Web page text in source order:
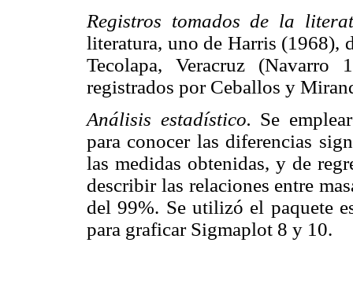
Registros tomados de la
literatura, uno de Harris
Tecolapa, Veracruz (Navarro
registrados por Ceballos y
Análisis estadístico. Se
para conocer las diferencias
las medidas obtenidas, y de
describir las relaciones entre
del 99%. Se utilizó el paquete
para graficar Sigmaplot 8 y 10.